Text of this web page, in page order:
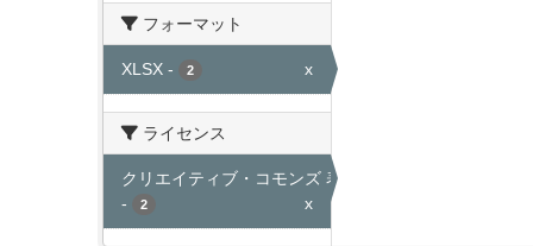
フォーマット
XLSX - 2 x
ライセンス
クリエイティブ・コモンズ 表示
-
2 x